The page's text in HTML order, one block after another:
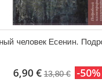
человек Есенин.
6,90 € 13,80 € -50%